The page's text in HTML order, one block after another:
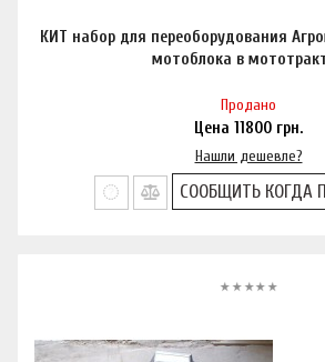
КИТ набор для переоборудования
мотоблока в
Продано
Цена 11800 грн.
Нашли дешевле?
СООБЩИТЬ КОГДА